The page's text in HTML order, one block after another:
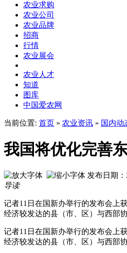
农业求购
农业公司
农业品牌
招商
行情
农业展会
农业人才
知道
图库
中国爱农网
当前位置: 首页 » 农业资讯 » 国内动
我国将优化完善
发布日期
导读
记者11日在国新办举行的发布会上
经济较发达的县（市、区）与西部
记者11日在国新办举行的发布会上
经济较发达的县（市、区）与西部